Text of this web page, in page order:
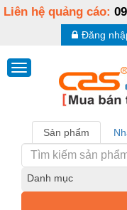
Liên hệ quảng cáo:
Đăng
Sản phẩm
Danh mục